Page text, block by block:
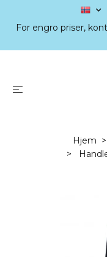
For engro priser,
Hjem